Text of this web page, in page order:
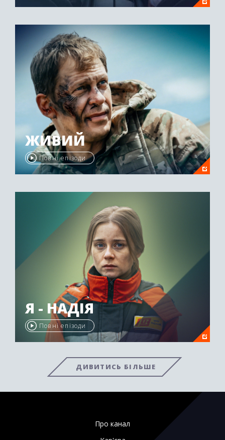
ЖИВИЙ
Повні епізоди
Я - НАДІЯ
Повні епізоди
ДИВИТИСЬ БІЛЬШЕ
Про канал